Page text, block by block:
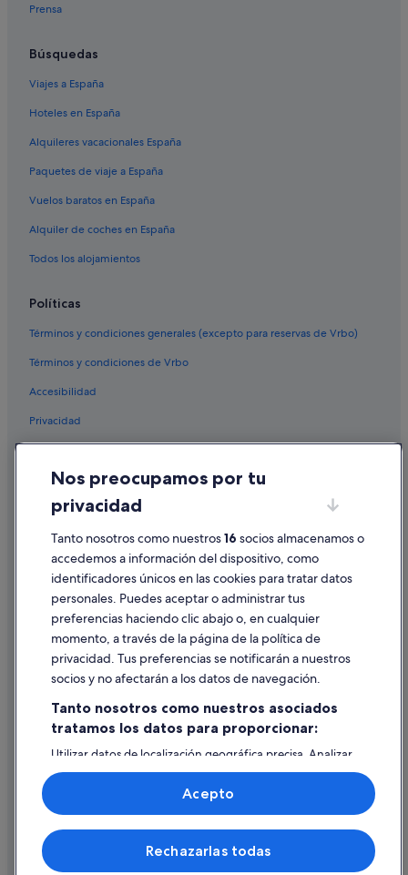
Prensa
Búsquedas
Viajes a España
Hoteles en España
Alquileres vacacionales España
Paquetes de viaje a España
Vuelos baratos en España
Alquiler de coches en España
Todos los alojamientos
Políticas
Términos y condiciones generales (excepto para reservas de Vrbo)
Términos y condiciones de Vrbo
Accesibilidad
Privacidad
Cookies
Condiciones de uso
Información legal/contacto
Pautas sobre el contenido y cómo denunciar contenido
Ayuda
Cancelar un vuelo
Cancelar una reserva de hotel o de un alquiler vacacional
Utilizar un cupón de Expedia
Documentos para viajes internacionales
© 2026 Expedia, Inc., una empresa de Expedia Group. Todos los
derechos reservados. Expedia y el logotipo de Expedia son marcas
comerciales o marcas comerciales registradas de Expedia, Inc.
Nos preocupamos por tu
privacidad
Tanto nosotros como nuestros16 socios almacenamos o
accedemos a información del dispositivo, como
identificadores únicos en las cookies para tratar datos
personales. Puedes aceptar o administrar tus
preferencias haciendo clic abajo o, en cualquier
momento, a través de la página de la política de
privacidad. Tus preferencias se notificarán a nuestros
socios y no afectarán a los datos de navegación.
Tanto nosotros como nuestros asociados
tratamos los datos para proporcionar:
Utilizar datos de localización geográfica precisa. Analizar
activamente las características del dispositivo para su
identificación. Almacenar la información en un dispositivo
y/o acceder a ella. Publicidad y contenido personalizados,
medición de publicidad y contenido, investigación de
audiencia y desarrollo de servicios.
Lista de asociados (proveedores)
Rechazarlas todas
Acepto